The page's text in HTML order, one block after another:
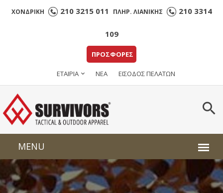
ΧΟΝΔΡΙΚΗ 210 3215 011 ΠΛΗΡ. ΛΙΑΝΙΚΗΣ 210 3314
109
ΠΡΟΣΦΟΡΕΣ
ΕΤΑΙΡΙΑ ΝΕΑ ΕΙΣΟΔΟΣ ΠΕΛΑΤΩΝ